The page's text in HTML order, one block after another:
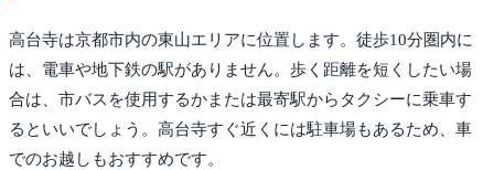
高台寺は京都市内の東山エリアに位置します。徒歩10分圏内に
は、電車や地下鉄の駅がありません。歩く距離を短くしたい場
合は、市バスを使用するかまたは最寄駅からタクシーに乗車す
るといいでしょう。高台寺すぐ近くには駐車場もあるため、車
でのお越しもおすすめです。